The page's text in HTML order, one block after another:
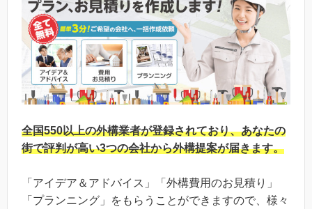
全国550以上の外構業者が登録されており、あなたの
街で評判が高い3つの会社から外構提案が届きます。
「アイデア＆アドバイス」「外構費用のお見積り」
「プランニング」をもらうことができますので、様々